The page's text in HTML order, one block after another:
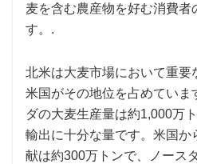
麦を含む農産物を好む消費者
す。.
北米は大麦市場において重要
米国がその地位を占めていま
ダの大麦生産量は約1,000万
輸出に十分な量です。米国か
献は約300万トンで、ノース